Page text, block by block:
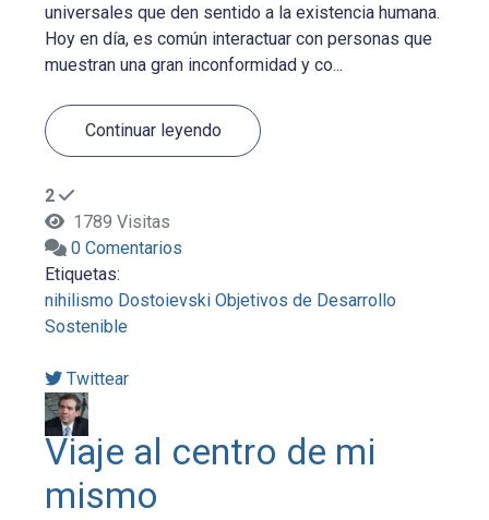
universales que den sentido a la existencia humana.
Hoy en día, es común interactuar con personas que
muestran una gran inconformidad y co...
Continuar leyendo
2
1789 Visitas
0 Comentarios
Etiquetas:
nihilismo Dostoievski Objetivos de Desarrollo
Sostenible
Twittear
Viaje al centro de mi
mismo